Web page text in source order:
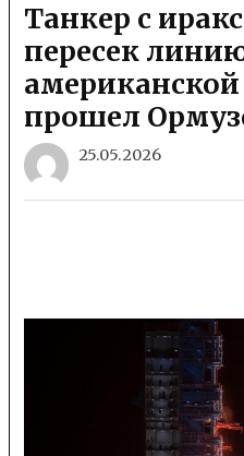
Танкер с
пересек
прошел
25.05.2026